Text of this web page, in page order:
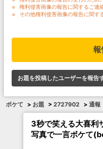
権利侵害画像の報告に関するご連
その他権利侵害画像の報告に関す
報
お題を投稿したユーザーを報告
ボケて > お題 > 2727902 > 通報
3秒で笑える大喜利
写真で一言ボケて